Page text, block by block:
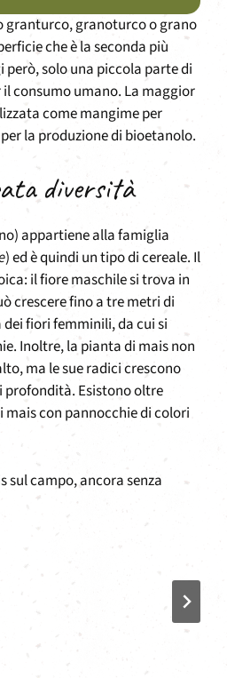
granturco, granoturco o grano
che è la seconda più
però, solo una piccola parte di
consumo umano. La maggior
come mangime per
la produzione di bioetanolo.
diversità
appartiene alla famiglia
) ed è quindi un tipo di cereale. Il
il fiore maschile si trova in
crescere fino a tre metri di
fiori femminili, da cui si
Inoltre, la pianta di mais non
ma le sue radici crescono
profondità. Esistono oltre
mais con pannocchie di colori